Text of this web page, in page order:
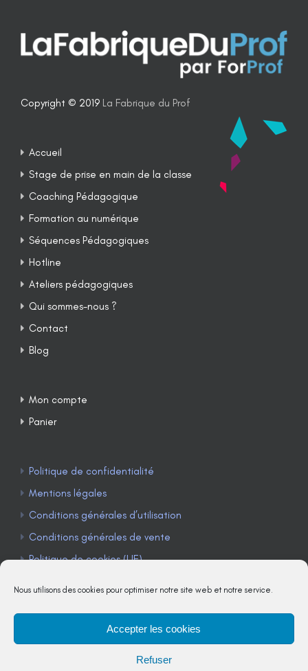
Nous utilisons des cookies pour optimiser notre site web et notre service.
Accepter les cookies
Refuser
Copyright © 2019 La Fabrique du Prof
Accueil
Stage de prise en main de la classe
Coaching Pédagogique
Formation au numérique
Séquences Pédagogiques
Hotline
Ateliers pédagogiques
Qui sommes-nous ?
Contact
Blog
Mon compte
Panier
Politique de confidentialité
Mentions légales
Conditions générales d’utilisation
Conditions générales de vente
Politique de cookies (UE)
TÉLÉPHONE : 04 90 85 22 98